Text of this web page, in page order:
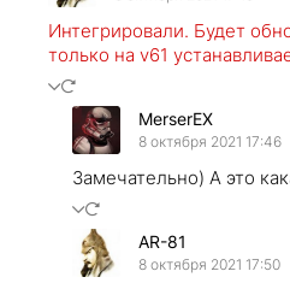
Интегрировали. Будет
только на v61
MerserEX
8 октября 2021 17:46
Замечательно) А это
AR-81
8 октября 2021 17:50